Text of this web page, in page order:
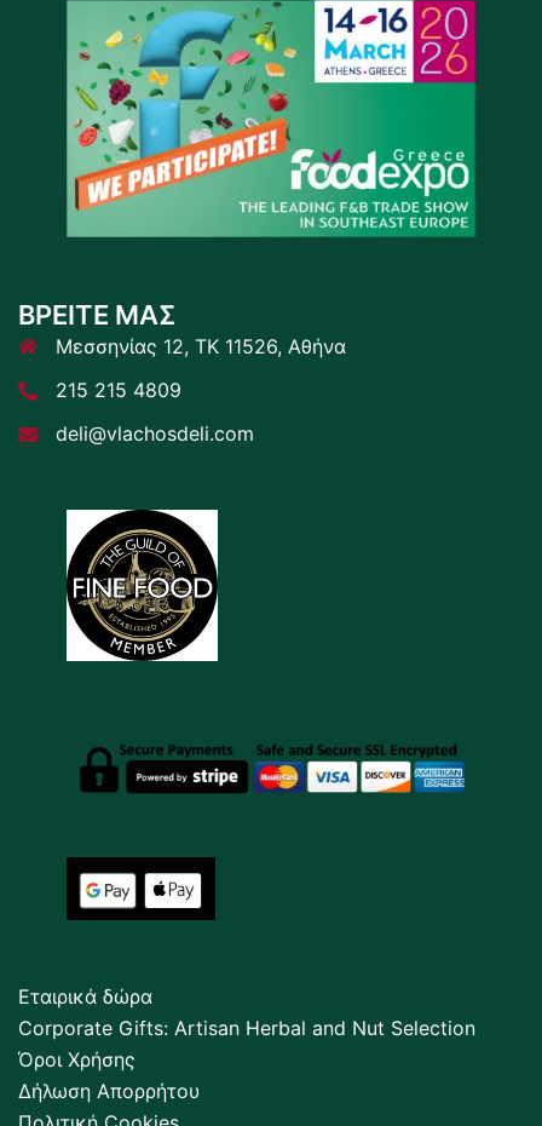
ΒΡΕΙΤΕ ΜΑΣ
Μεσσηνίας 12, ΤΚ 11526, Αθήνα
215 215 4809
deli@vlachosdeli.com
Εταιρικά δώρα
Corporate Gifts: Artisan Herbal and Nut Selection
Όροι Χρήσης
Δήλωση Απορρήτου